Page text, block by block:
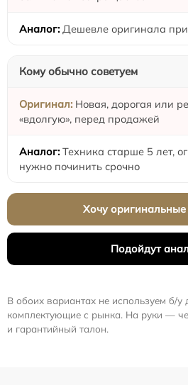
Дешевле оригинала
Кому обычно советуем
Новая, дорогая или
«вдолгую», перед продажей
Техника старше 5 лет,
нужно починить срочно
Хочу оригинальные
Подойдут
В обоих вариантах не используем б/
комплектующие с рынка. На руки —
и гарантийный талон.